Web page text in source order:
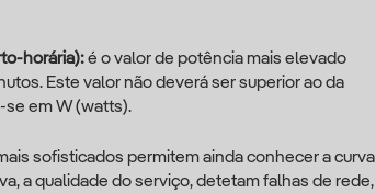
horária):é o valor de potência mais elevado
Este valor não deverá ser superior ao da
se em W (watts).
sofisticados permitem ainda conhecer a curva
a qualidade do serviço, detetam falhas de rede,